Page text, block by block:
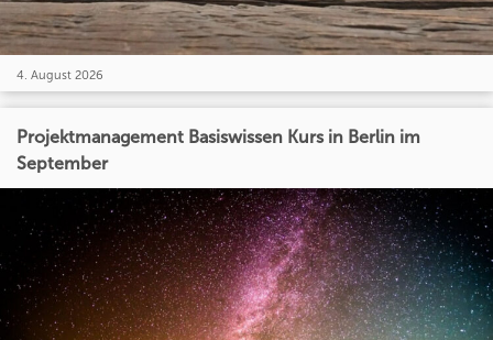
4. August 2026
Projektmanagement Basiswissen Kurs in Berlin im
September